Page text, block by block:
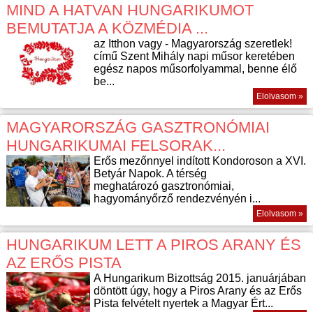
MIND A HATVAN HUNGARIKUMOT
BEMUTATJA A KÖZMÉDIA ...
az Itthon vagy - Magyarország szeretlek!
című Szent Mihály napi műsor keretében
egész napos műsorfolyammal, benne élő
be...
Elolvasom »
MAGYARORSZÁG GASZTRONÓMIAI
HUNGARIKUMAI FELSORAK...
Erős mezőnnyel indított Kondoroson a XVI.
Betyár Napok. A térség
meghatározó gasztronómiai,
hagyományőrző rendezvényén i...
Elolvasom »
HUNGARIKUM LETT A PIROS ARANY ÉS
AZ ERŐS PISTA
A Hungarikum Bizottság 2015. januárjában
döntött úgy, hogy a Piros Arany és az Erős
Pista felvételt nyertek a Magyar Ért...